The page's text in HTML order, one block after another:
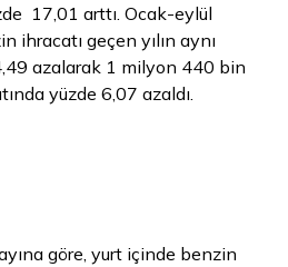
17,01 arttı. Ocak-eylül
geçen yılın aynı
azalarak 1 milyon 440 bin
yüzde 6,07 azaldı.
göre, yurt içinde benzin